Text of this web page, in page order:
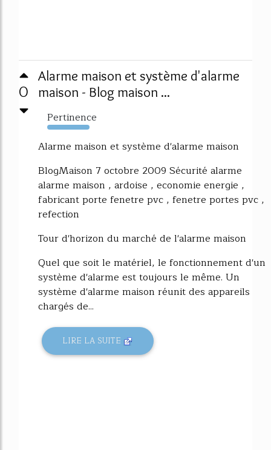
0
Alarme maison et système d'alarme
maison - Blog maison ...
Pertinence
9279%
Alarme maison et système d'alarme maison
BlogMaison 7 octobre 2009 Sécurité alarme
alarme maison , ardoise , economie energie ,
fabricant porte fenetre pvc , fenetre portes pvc ,
refection
Tour d'horizon du marché de l'alarme maison
Quel que soit le matériel, le fonctionnement d'un
système d'alarme est toujours le même. Un
système d'alarme maison réunit des appareils
chargés de...
LIRE LA SUITE